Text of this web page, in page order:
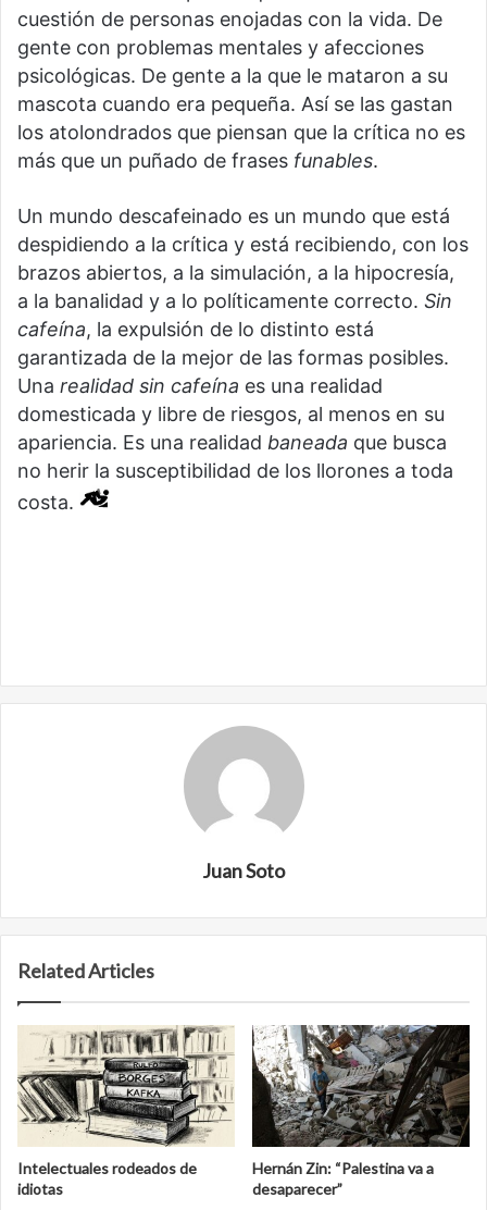
cuestión de personas enojadas con la vida. De
gente con problemas mentales y afecciones
psicológicas. De gente a la que le mataron a su
mascota cuando era pequeña. Así se las gastan
los atolondrados que piensan que la crítica no es
más que un puñado de frases funables.
Un mundo descafeinado es un mundo que está
despidiendo a la crítica y está recibiendo, con los
brazos abiertos, a la simulación, a la hipocresía,
a la banalidad y a lo políticamente correcto. Sin
cafeína, la expulsión de lo distinto está
garantizada de la mejor de las formas posibles.
Una realidad sin cafeína es una realidad
domesticada y libre de riesgos, al menos en su
apariencia. Es una realidad baneada que busca
no herir la susceptibilidad de los llorones a toda
costa.
Juan Soto
Related Articles
Intelectuales rodeados de
idiotas
Hernán Zin: “Palestina va a
desaparecer”